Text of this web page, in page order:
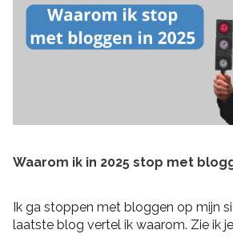
Waarom ik in 2025 stop met
Ik ga stoppen met bloggen op mijn
laatste blog vertel ik waarom. Zie ik